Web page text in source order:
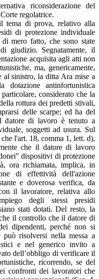
riconsiderazione del
regolatrice.
tema di prova, relativo alla
di protezione individuale
mero fatto, che sono state
giudizio. Segnatamente, il
acquisita agli atti non
ma, genericamente,
al sinistro, la ditta Ara mise a
dotazione antinfortunistica
considerato che la
rottura dei predetti stivali,
delle scarpe; ed ha del
datore di lavoro è tenuto a
soggetti ad usura. Sul
l'art. 18, comma 1, lett. d),
che il datore di lavoro
dispositivi di protezione
ora richiamata, implica, in
di effettività dell'azione
e doverosa verifica, da
il lavoratore, relativa allo
degli stessi presidi
stati dotati. Del resto, la
il controllo che il datore di
dipendenti, perché non si
risolversi nella messa a
e nel generico invito a
dell’obbligo di verificare il
ricorrendo, se del
confronti dei lavoratori che